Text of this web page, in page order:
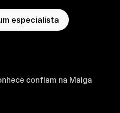
competitiva.
especialista
confiam na Malga